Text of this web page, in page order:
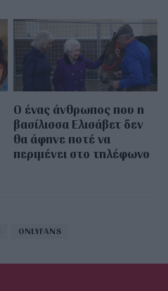
Ο ένας άνθρωπος που η
βασίλισσα Ελισάβετ δεν
θα άφηνε ποτέ να
περιμένει στο τηλέφωνο
ONLYFANS